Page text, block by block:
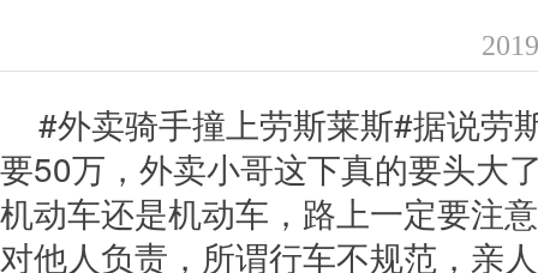
#外卖骑手撞上劳斯莱斯#据说劳
要50万，外卖小哥这下真的要头大
机动车还是机动车，路上一定要注
对他人负责，所谓行车不规范，亲